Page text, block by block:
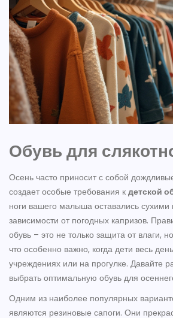
Обувь для
Осень часто приносит с собой
создает особые требования к детской
ноги вашего малыша оставались
зависимости от погодных капризов.
обувь – это не только защита от влаги,
что особенно важно, когда дети весь
учреждениях или на прогулке. Давайте
выбрать оптимальную обувь для
Одним из наиболее популярных
являются резиновые сапоги. Они